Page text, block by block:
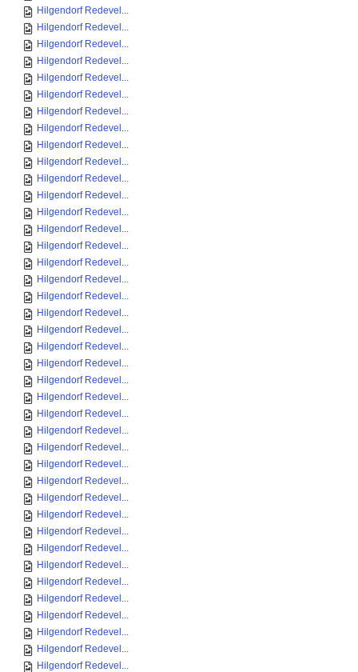
Hilgendorf Redevel...
Hilgendorf Redevel...
Hilgendorf Redevel...
Hilgendorf Redevel...
Hilgendorf Redevel...
Hilgendorf Redevel...
Hilgendorf Redevel...
Hilgendorf Redevel...
Hilgendorf Redevel...
Hilgendorf Redevel...
Hilgendorf Redevel...
Hilgendorf Redevel...
Hilgendorf Redevel...
Hilgendorf Redevel...
Hilgendorf Redevel...
Hilgendorf Redevel...
Hilgendorf Redevel...
Hilgendorf Redevel...
Hilgendorf Redevel...
Hilgendorf Redevel...
Hilgendorf Redevel...
Hilgendorf Redevel...
Hilgendorf Redevel...
Hilgendorf Redevel...
Hilgendorf Redevel...
Hilgendorf Redevel...
Hilgendorf Redevel...
Hilgendorf Redevel...
Hilgendorf Redevel...
Hilgendorf Redevel...
Hilgendorf Redevel...
Hilgendorf Redevel...
Hilgendorf Redevel...
Hilgendorf Redevel...
Hilgendorf Redevel...
Hilgendorf Redevel...
Hilgendorf Redevel...
Hilgendorf Redevel...
Hilgendorf Redevel...
Hilgendorf Redevel...